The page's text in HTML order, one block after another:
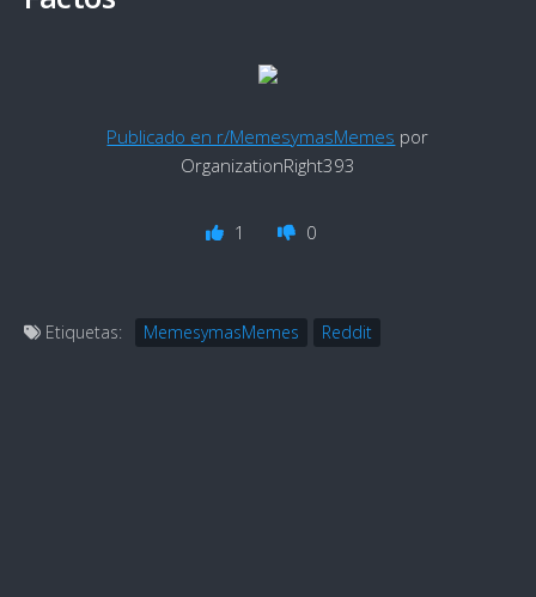
Publicado en r/MemesymasMemes por
OrganizationRight393
1 0
Etiquetas: MemesymasMemes Reddit